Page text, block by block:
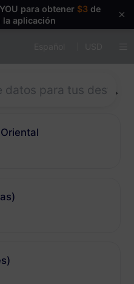
para obtener $3 de
la aplicación
Más